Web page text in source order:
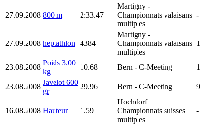
27.09.2008 800 m 2:33.47
Martigny -
Championnats valaisans
multiples
-
27.09.2008 heptathlon 4384
Martigny -
Championnats valaisans
multiples
1
23.08.2008
Poids 3.00
kg
10.68 Bern - C-Meeting 1
23.08.2008
Javelot 600
gr
29.96 Bern - C-Meeting 9
16.08.2008 Hauteur 1.59
Hochdorf-
Championnats suisses
multiples
-